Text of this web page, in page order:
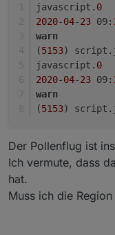
javascript. 0
2020-04-23 09:
warn
(5153)
javascript. 0
2020-04-23 09:
warn
(5153)
Der Pollenflug ist
Ich vermute, dass
hat.
Muss ich die